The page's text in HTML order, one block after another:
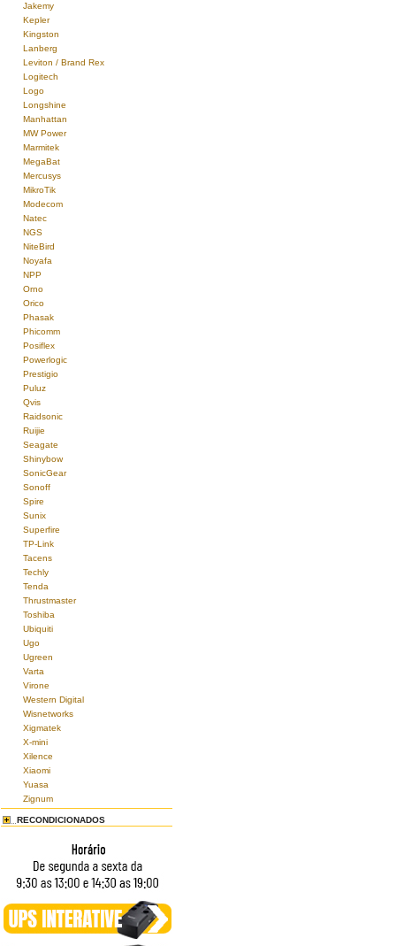
Jakemy
Kepler
Kingston
Lanberg
Leviton / Brand Rex
Logitech
Logo
Longshine
Manhattan
MW Power
Marmitek
MegaBat
Mercusys
MikroTik
Modecom
Natec
NGS
NiteBird
Noyafa
NPP
Orno
Orico
Phasak
Phicomm
Posiflex
Powerlogic
Prestigio
Puluz
Qvis
Raidsonic
Ruijie
Seagate
Shinybow
SonicGear
Sonoff
Spire
Sunix
Superfire
TP-Link
Tacens
Techly
Tenda
Thrustmaster
Toshiba
Ubiquiti
Ugo
Ugreen
Varta
Virone
Western Digital
Wisnetworks
Xigmatek
X-mini
Xilence
Xiaomi
Yuasa
Zignum
RECONDICIONADOS